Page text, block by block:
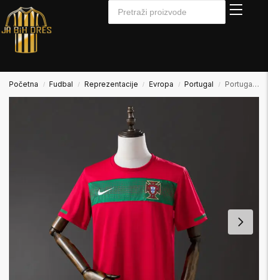
Početna / Fudbal / Reprezentacije / Evropa / Portugal / Portugal 2010 Home Domaći